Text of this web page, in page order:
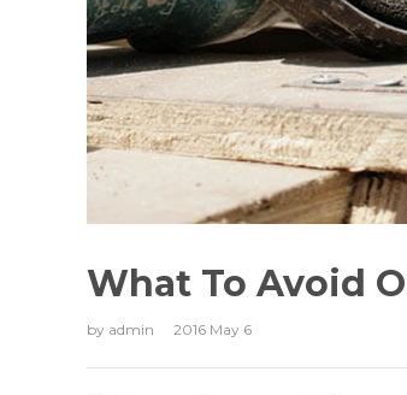
What To Avoid
by admin 2016 May 6